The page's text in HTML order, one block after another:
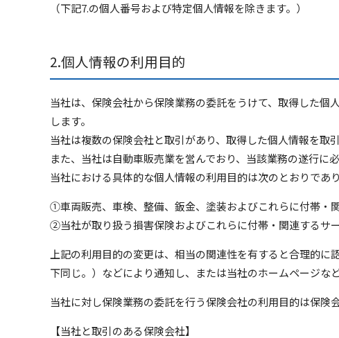
（下記7.の個人番号および特定個人情報を除きます。）
個人情報の利用目的
当社は、保険会社から保険業務の委託をうけて、取得した
します。
当社は複数の保険会社と取引があり、取得した個人情報を取
また、当社は自動車販売業を営んでおり、当該業務の遂行に
当社における具体的な個人情報の利用目的は次のとおりであ
①車両販売、車検、整備、鈑金、塗装およびこれらに付帯・
②当社が取り扱う損害保険およびこれらに付帯・関連するサ
上記の利用目的の変更は、相当の関連性を有すると合理的
下同じ。）などにより通知し、または当社のホームページな
当社に対し保険業務の委託を行う保険会社の利用目的は保険
【当社と取引のある保険会社】